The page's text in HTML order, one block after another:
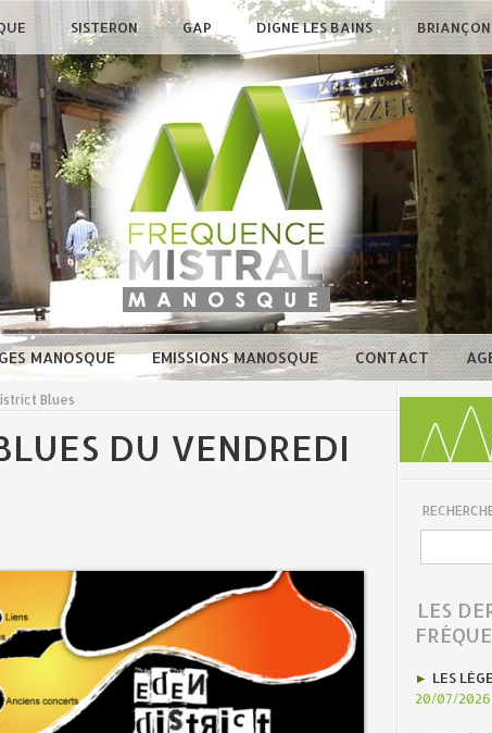
SISTERON GAP DIGNE LES BAINS BRIANÇON
MANOSQUE EMISSIONS MANOSQUE CONTACT
Blues
DU VENDREDI
LES
LES
20/07/2026